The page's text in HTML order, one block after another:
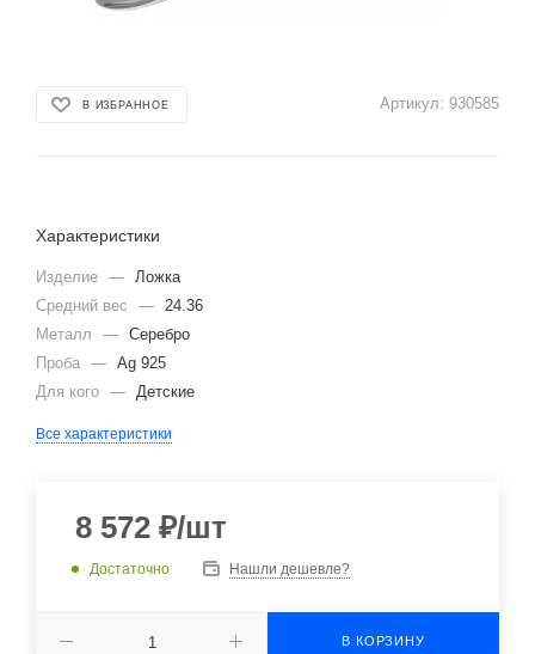
В ИЗБРАННОЕ Артикул: 930585
Характеристики
Изделие — Ложка
Средний вес
— 24.36
Металл
— Серебро
Проба — Ag 925
Для кого — Детские
Все характеристики
8 572 ₽/шт
Достаточно Нашли дешевле?
В КОРЗИНУ